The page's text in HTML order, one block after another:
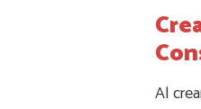
Al